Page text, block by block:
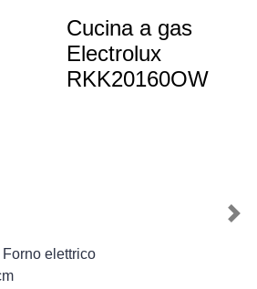
Cucina a gas
Electrolux
RKK20160OW
elettrico